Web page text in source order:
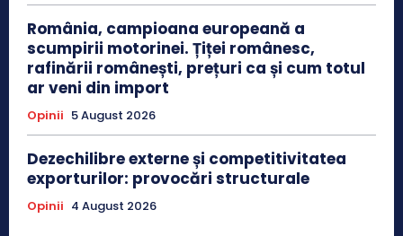
România, campioana europeană a
scumpirii motorinei. Țiței românesc,
rafinării românești, prețuri ca și cum totul
ar veni din import
Opinii 5 August 2026
Dezechilibre externe și competitivitatea
exporturilor: provocări structurale
Opinii 4 August 2026